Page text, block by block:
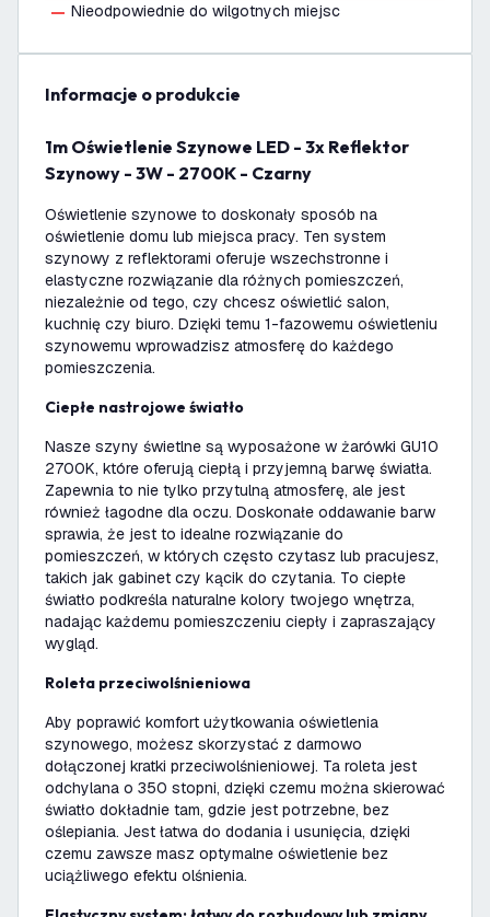
Nieodpowiednie do wilgotnych miejsc
informacje o produkcie
1m Oświetlenie Szynowe LED - 3x Reflektor
Szynowy - 3W - 2700K - Czarny
Oświetlenie szynowe to doskonały sposób na
oświetlenie domu lub miejsca pracy. Ten system
szynowy z reflektorami oferuje wszechstronne i
elastyczne rozwiązanie dla różnych pomieszczeń,
niezależnie od tego, czy chcesz oświetlić salon,
kuchnię czy biuro. Dzięki temu 1-fazowemu oświetleniu
szynowemu wprowadzisz atmosferę do każdego
pomieszczenia.
Ciepłe nastrojowe światło
Nasze szyny świetlne są wyposażone w żarówki GU10
2700K, które oferują ciepłą i przyjemną barwę światła.
Zapewnia to nie tylko przytulną atmosferę, ale jest
również łagodne dla oczu. Doskonałe oddawanie barw
sprawia, że jest to idealne rozwiązanie do
pomieszczeń, w których często czytasz lub pracujesz,
takich jak gabinet czy kącik do czytania. To ciepłe
światło podkreśla naturalne kolory twojego wnętrza,
nadając każdemu pomieszczeniu ciepły i zapraszający
wygląd.
Roleta przeciwolśnieniowa
Aby poprawić komfort użytkowania oświetlenia
szynowego, możesz skorzystać z darmowo
dołączonej kratki przeciwolśnieniowej. Ta roleta jest
odchylana o 350 stopni, dzięki czemu można skierować
światło dokładnie tam, gdzie jest potrzebne, bez
oślepiania. Jest łatwa do dodania i usunięcia, dzięki
czemu zawsze masz optymalne oświetlenie bez
uciążliwego efektu olśnienia.